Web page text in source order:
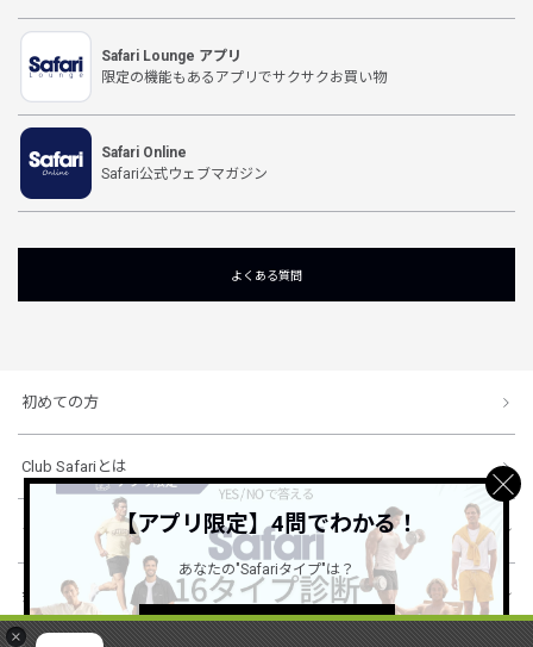
×
Safari Lounge アプリ
限定の機能もあるアプリでサクサクお買い物
Safari Online
Safari公式ウェブマガジン
よくある質問
初めての方
Club Safariとは
ショッピングガイド
会社概要・規約
【アプリ限定】4問でわかる！
あなたの"Safariタイプ"は？
詳しくはこちら ＞